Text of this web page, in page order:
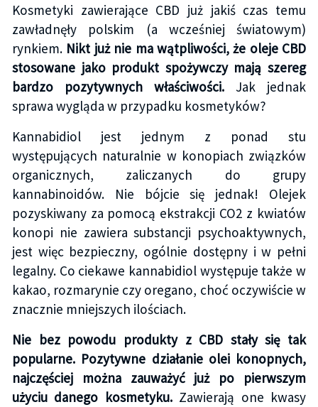
Kosmetyki zawierające CBD już jakiś czas temu
zawładnęły polskim (a wcześniej światowym)
rynkiem. Nikt już nie ma wątpliwości, że oleje CBD
stosowane jako produkt spożywczy mają szereg
bardzo pozytywnych właściwości. Jak jednak
sprawa wygląda w przypadku kosmetyków?
Kannabidiol jest jednym z ponad stu
występujących naturalnie w konopiach związków
organicznych, zaliczanych do grupy
kannabinoidów. Nie bójcie się jednak! Olejek
pozyskiwany za pomocą ekstrakcji CO2 z kwiatów
konopi nie zawiera substancji psychoaktywnych,
jest więc bezpieczny, ogólnie dostępny i w pełni
legalny. Co ciekawe kannabidiol występuje także w
kakao, rozmarynie czy oregano, choć oczywiście w
znacznie mniejszych ilościach.
Nie bez powodu produkty z CBD stały się tak
popularne. Pozytywne działanie olei konopnych,
najczęściej można zauważyć już po pierwszym
użyciu danego kosmetyku.Zawierają one kwasy